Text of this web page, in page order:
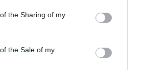
the Sharing of my
the Sale of my
❯
ΕΛΛΗΝΙΚΟ ΚΕΝΤΡΟ ΚΙΝΗΜΑΤΟΓΡΑΦΟΥ